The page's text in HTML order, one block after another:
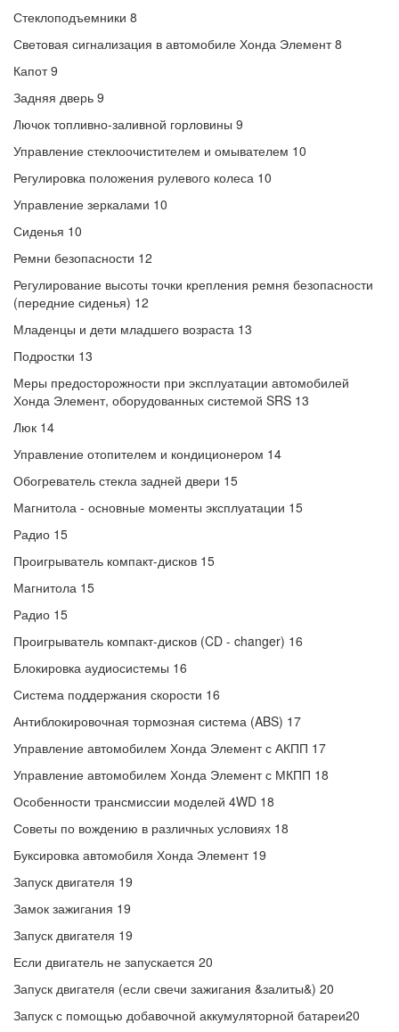
Стеклоподъемники 8
Световая сигнализация в автомобиле Хонда Элемент 8
Капот 9
Задняя дверь 9
Лючок топливно-заливной горловины 9
Управление стеклоочистителем и омывателем 10
Регулировка положения рулевого колеса 10
Управление зеркалами 10
Сиденья 10
Ремни безопасности 12
Регулирование высоты точки крепления ремня безопасности
(передние сиденья) 12
Младенцы и дети младшего возраста 13
Подростки 13
Меры предосторожности при эксплуатации автомобилей
Хонда Элемент, оборудованных системой SRS 13
Люк 14
Управление отопителем и кондиционером 14
Обогреватель стекла задней двери 15
Магнитола - основные моменты эксплуатации 15
Радио 15
Проигрыватель компакт-дисков 15
Магнитола 15
Радио 15
Проигрыватель компакт-дисков (CD - changer) 16
Блокировка аудиосистемы 16
Система поддержания скорости 16
Антиблокировочная тормозная система (ABS) 17
Управление автомобилем Хонда Элемент с АКПП 17
Управление автомобилем Хонда Элемент с МКПП 18
Особенности трансмиссии моделей 4WD 18
Советы по вождению в различных условиях 18
Буксировка автомобиля Хонда Элемент 19
Запуск двигателя 19
Замок зажигания 19
Запуск двигателя 19
Если двигатель не запускается 20
Запуск двигателя (если свечи зажигания &залиты&) 20
Запуск с помощью добавочной аккумуляторной батареи20